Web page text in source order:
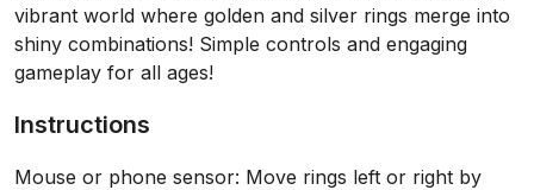
vibrant world where golden and silver rings merge into
shiny combinations! Simple controls and engaging
gameplay for all ages!
Instructions
Mouse or phone sensor: Move rings left or right by